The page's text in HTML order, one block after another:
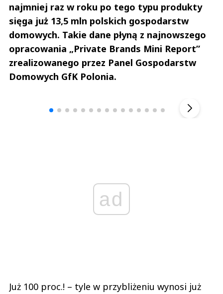
najmniej raz w roku po tego typu produkty
sięga już 13,5 mln polskich gospodarstw
domowych. Takie dane płyną z najnowszego
opracowania „Private Brands Mini Report”
zrealizowanego przez Panel Gospodarstw
Domowych GfK Polonia.
ad
Już 100 proc.! – tyle w przybliżeniu wynosi już